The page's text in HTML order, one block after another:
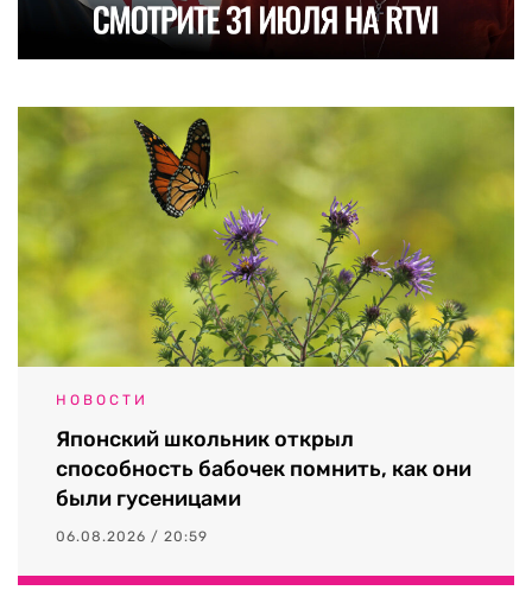
НОВОСТИ
Японский школьник открыл
способность бабочек помнить, как они
были гусеницами
06.08.2026 / 20:59